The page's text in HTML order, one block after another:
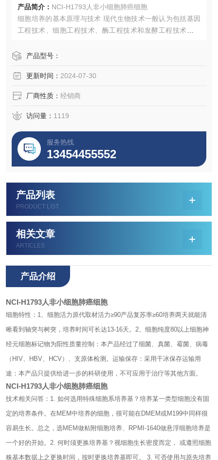
产品简介： NCI-H1793人非小细胞肺癌细胞
细胞培养的基本原理与技术 现代生物技术一般认为包括基因
工程技术、细胞工程技术、酶工程技术和发酵工程技术，而
药领域的发展，细胞培养更具有特殊的作用和价值。
产品型号：
更新时间： 2024-07-30
厂商性质： 经销商
访问量： 1119
服务热线
13454455552
产品列表
PRODUCT LIST
相关文章
ARTICLES
产品介绍
NCI-H1793人非小细胞肺癌细胞
细胞特性： 1、细胞活力 原代取材活力≥90产品复苏率≥60培养两天就能清
晰看到轴突与树突，培养时间可长达13-16天。 2、细胞纯度80以上细胞神
经元细胞标记物为阳性质量控制： 本产品经过了细菌、真菌、霉菌、病毒
（HIV、HBV、HCV）、支原体检测。 运输保存： 采用干冰保存运输用
途： 本产品只提供给进一步的科研使用，不可应用于治疗等其他方面。
NCI-H1793人非小细胞肺癌细胞
技术相关问答： 1. 如何选用特殊细胞系培养基？培养某一类型细胞没有固
定的培养条件。在MEM中培养的细胞，很可能在DMEM或M199中同样很
容易生长。总之，选MEM做粘附细胞培养、RPMI-1640做悬浮细胞培养是
一个好的开始。2. 何时须更换培养基？视细胞生长密度而定， 或遵照细胞
株基本数据上之更换时间，按时更换培养基即可。 3. 可否使用与原先培养